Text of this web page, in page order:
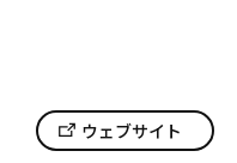
ウェブサイト